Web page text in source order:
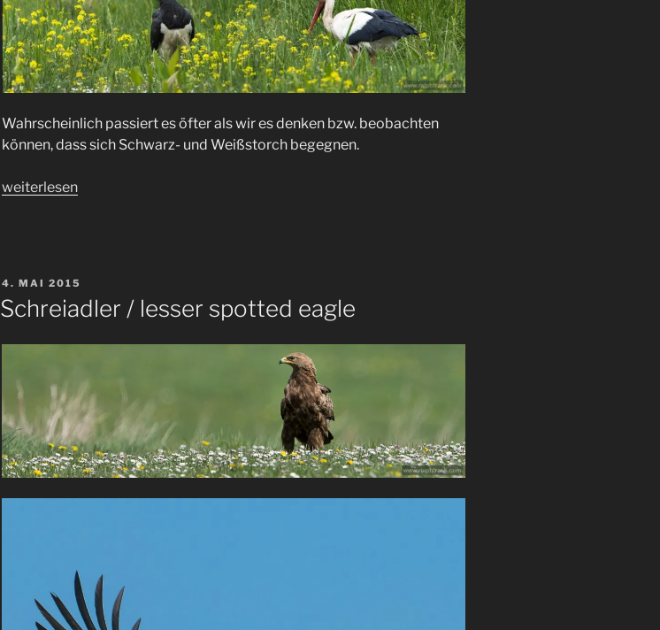
Wahrscheinlich passiert es öfter als wir es denken bzw. beobachten
können, dass sich Schwarz- und Weißstorch begegnen.
„black
weiterlesen
VERÖFFENTLICHT
AM
4. MAI 2015
Schreiadler / lesser spotted eagle